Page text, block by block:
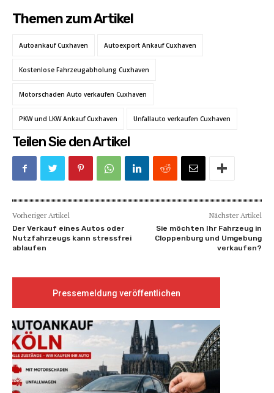
Themen zum Artikel
Autoankauf Cuxhaven Autoexport Ankauf Cuxhaven
Kostenlose Fahrzeugabholung Cuxhaven
Motorschaden Auto verkaufen Cuxhaven
PKW und LKW Ankauf Cuxhaven Unfallauto verkaufen Cuxhaven
Teilen Sie den Artikel
Vorheriger Artikel
Der Verkauf eines Autos oder
Nutzfahrzeugs kann stressfrei
ablaufen
Nächster Artikel
Sie möchten Ihr Fahrzeug in
Cloppenburg und Umgebung
verkaufen?
Pressemeldung veröffentlichen